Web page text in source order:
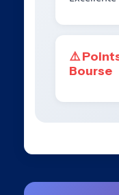
⚠️
Bourse